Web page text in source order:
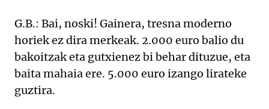
G.B.: Bai, noski! Gainera, tresna moderno
horiek ez dira merkeak. 2.000 euro balio du
bakoitzak eta gutxienez bi behar dituzue, eta
baita mahaia ere. 5.000 euro izango lirateke
guztira.